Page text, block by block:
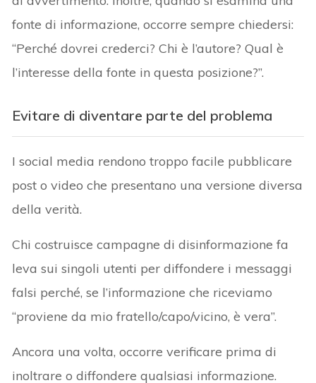
fonte di informazione, occorre sempre chiedersi:
“Perché dovrei crederci? Chi è l’autore? Qual è
l’interesse della fonte in questa posizione?”.
Evitare di diventare parte del problema
I social media rendono troppo facile pubblicare
post o video che presentano una versione diversa
della verità.
Chi costruisce campagne di disinformazione fa
leva sui singoli utenti per diffondere i messaggi
falsi perché, se l’informazione che riceviamo
“proviene da mio fratello/capo/vicino, è vera”.
Ancora una volta, occorre verificare prima di
inoltrare o diffondere qualsiasi informazione.